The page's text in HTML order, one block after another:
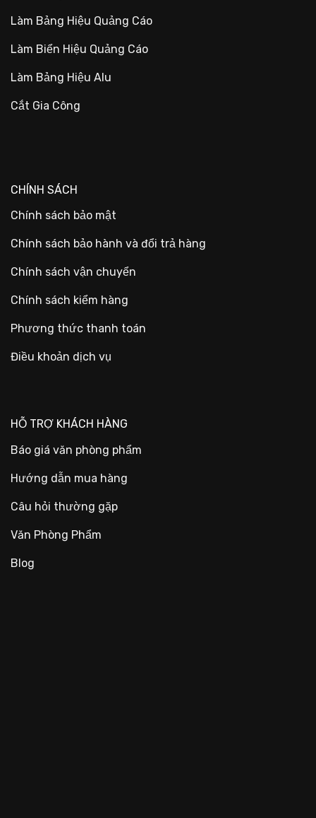
Làm Bảng Hiệu Quảng Cáo
Làm Biển Hiệu Quảng Cáo
Làm Bảng Hiệu Alu
Cắt Gia Công
CHÍNH SÁCH
Chính sách bảo mật
Chính sách bảo hành và đổi trả hàng
Chính sách vận chuyển
Chính sách kiểm hàng
Phương thức thanh toán
Điều khoản dịch vụ
HỖ TRỢ KHÁCH HÀNG
Báo giá văn phòng phẩm
Hướng dẫn mua hàng
Câu hỏi thường gặp
Văn Phòng Phẩm
Blog